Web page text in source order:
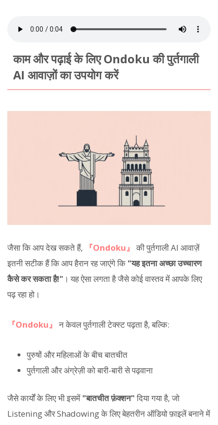
काम और पढ़ाई के लिए Ondoku की पुर्तगाली
AI आवाज़ों का उपयोग करें
जैसा कि आप देख सकते हैं, 『Ondoku』 की पुर्तगाली AI आवाज़ें
इतनी सटीक हैं कि आप हैरान रह जाएंगे कि "यह इतना अच्छा उच्चारण
कैसे कर सकता है!" । यह ऐसा लगता है जैसे कोई वास्तव में आपके लिए
पढ़ रहा हो।
『Ondoku』 न केवल पुर्तगाली टेक्स्ट पढ़ता है, बल्कि:
पुरुषों और महिलाओं के बीच बातचीत
पुर्तगाली और अंग्रेज़ी को बारी-बारी से पढ़वाना
जैसे कार्यों के लिए भी इसमें "बातचीत फ़ंक्शन"दिया गया है, जो
Listening और Shadowing के लिए बेहतरीन ऑडियो फ़ाइलें बनाने में